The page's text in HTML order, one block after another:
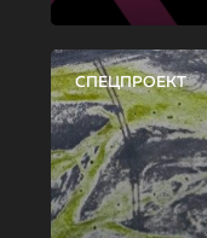
СПЕЦПРОЕКТ